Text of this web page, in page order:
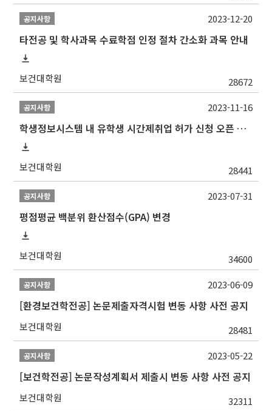
공지사항
타전공 및 학사과목 수료학점 인정 절차 간소화 과목 안내
보건대학원 28672
2023-12-20
공지사항
학생정보시스템 내 유학생 시간제취업 허가 신청 오픈 안내
보건대학원 28441
2023-11-16
공지사항
평점평균 백분위 환산점수(GPA) 변경
보건대학원 34600
2023-07-31
공지사항
[환경보건학전공] 논문제출자격시험 변동 사항 사전 공지
보건대학원 28481
2023-06-09
공지사항
[보건학전공] 논문작성계획서 제출시 변동 사항 사전 공지
보건대학원 32311
2023-05-22